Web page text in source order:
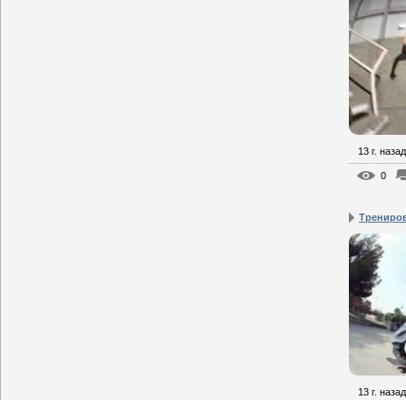
13 г. назад
0
13 г. назад